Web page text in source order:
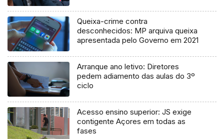
Queixa-crime contra
desconhecidos: MP arquiva queixa
apresentada pelo Governo em 2021
Arranque ano letivo: Diretores
pedem adiamento das aulas do 3º
ciclo
Acesso ensino superior: JS exige
contigente Açores em todas as
fases